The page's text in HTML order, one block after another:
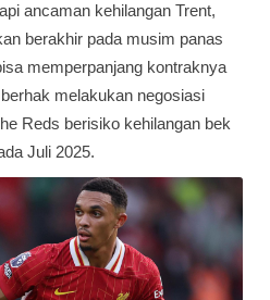
ancaman kehilangan Trent,
berakhir pada musim panas
memperpanjang kontraknya
melakukan negosiasi
Reds berisiko kehilangan bek
Juli 2025.